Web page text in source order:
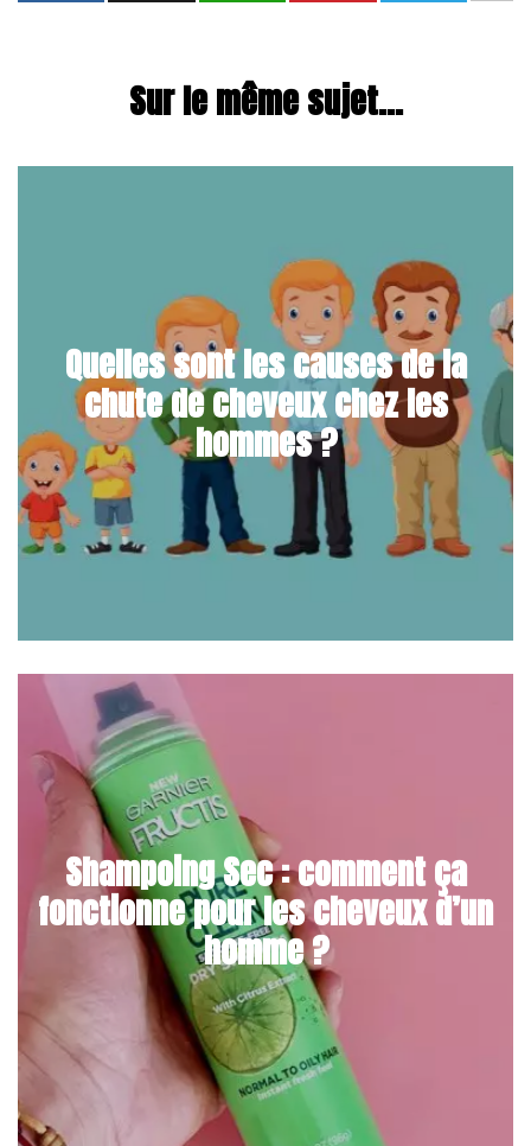
Sur le même sujet...
Quelles sont les causes de la
chute de cheveux chez les
hommes ?
Shampoing Sec : comment ça
fonctionne pour les cheveux d’un
homme ?